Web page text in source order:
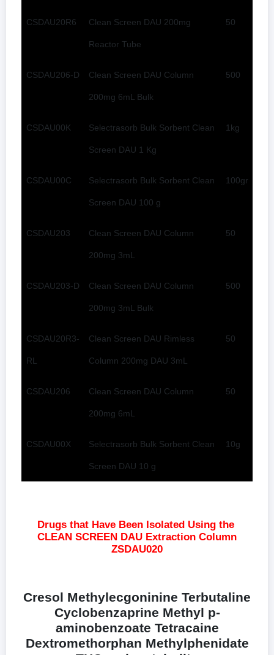
50
Clean Screen DAU 200mg
Reactor Tube
CSDAU20R6
500
Clean Screen DAU Column
200mg 6mL Bulk
CSDAU206-D
1kg
Selectrasorb Bulk Sorbent Clean
Screen DAU 1 Kg
CSDAU00K
100gr
Selectrasorb Bulk Sorbent Clean
Screen DAU 100 g
CSDAU00C
50
Clean Screen DAU Column
200mg 3mL
CSDAU203
500
Clean Screen DAU Column
200mg 3mL Bulk
CSDAU203-D
50
Clean Screen DAU Rimless
Column 200mg DAU 3mL
CSDAU20R3-
RL
50
Clean Screen DAU Column
200mg 6mL
CSDAU206
10g
Selectrasorb Bulk Sorbent Clean
Screen DAU 10 g
CSDAU00X
Drugs that Have Been Isolated Using the
CLEAN SCREEN DAU Extraction Column
ZSDAU020
Cresol Methylecgoninine Terbutaline
Cyclobenzaprine Methyl p-
aminobenzoate Tetracaine
Dextromethorphan Methylphenidate